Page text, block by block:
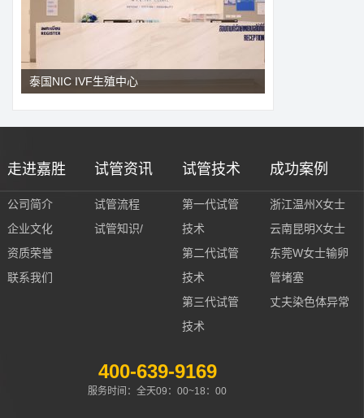
泰国NIC IVF生殖中心
走进嘉胜
公司简介
企业文化
资质荣誉
联系我们
试管资讯
试管流程
试管知识/
试管技术
第一代试管
技术
第二代试管
技术
第三代试管
技术
成功案例
浙江温州X女士
云南昆明X女士
东莞W女士输卵
管堵塞
丈夫染色体异常
400-639-9169
服务时间：全天09：00~18：00